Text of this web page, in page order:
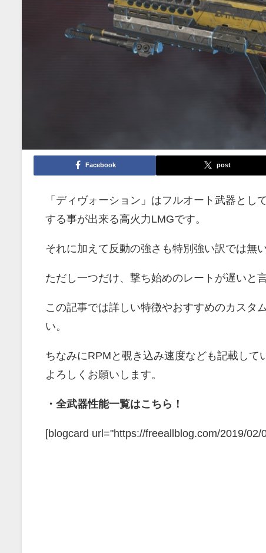
Facebook post
「ディヴォーション」はフルオート武器と
する事が出来る高火力LMGです。
それに加えて反動の強さも特別強い訳では無
ただし一つだけ、撃ち始めのレートが遅いと
この記事では詳しい特徴やおすすめのカスタ
い。
ちなみにRPMと覗き込み速度なども記載し
よろしくお願いします。
・全武器性能一覧はこちら！
[blogcard url="https://freeallblog.com/2019/02/